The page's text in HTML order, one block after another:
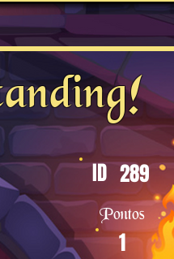
ID 289
Pontos
1